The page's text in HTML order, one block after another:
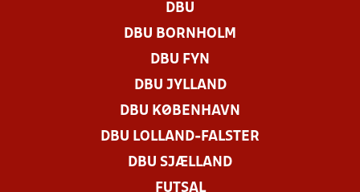
DBU
DBU BORNHOLM
DBU FYN
DBU JYLLAND
DBU KØBENHAVN
DBU LOLLAND-FALSTER
DBU SJÆLLAND
FUTSAL